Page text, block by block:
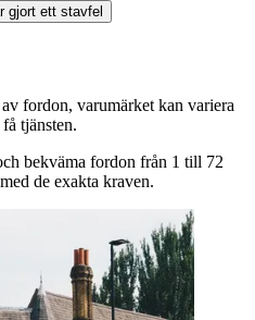
gjort ett stavfel
fordon, varumärket kan variera
tjänsten.
bekväma fordon från 1 till 72
de exakta kraven.